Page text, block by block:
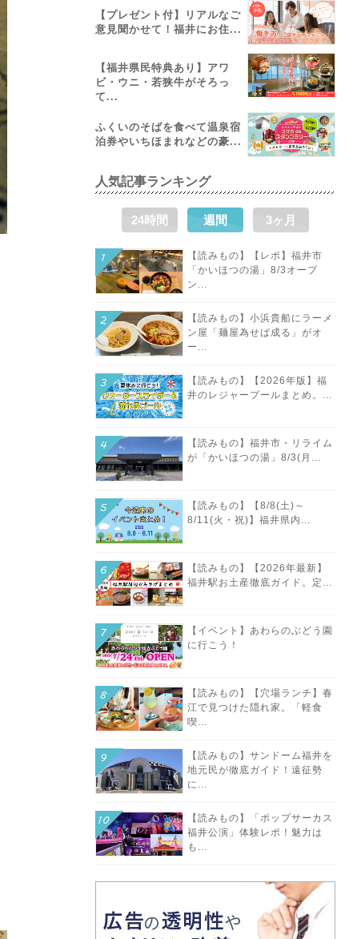
【プレゼント付】リアルなご
意見聞かせて！福井にお住...
【福井県民特典あり】アワ
ビ・ウニ・若狭牛がそろっ
て...
ふくいのそばを食べて温泉宿
泊券やいちほまれなどの豪...
人気記事ランキング
24時間 週間 3ヶ月
【読みもの】【レポ】福井市
「かいほつの湯」8/3オープ
ン...
【読みもの】小浜貴船にラーメ
ン屋「麺屋為せば成る」がオ
ー...
【読みもの】【2026年版】福
井のレジャープールまとめ。...
【読みもの】福井市・リライム
が「かいほつの湯」8/3(月...
【読みもの】【8/8(土)～
8/11(火・祝)】福井県内...
【読みもの】【2026年最新】
福井駅お土産徹底ガイド。定...
【イベント】あわらのぶどう園
に行こう！
【読みもの】【穴場ランチ】春
江で見つけた隠れ家。「軽食
喫...
【読みもの】サンドーム福井を
地元民が徹底ガイド！遠征勢
に...
【読みもの】「ポップサーカス
福井公演」体験レポ！魅力は
も...